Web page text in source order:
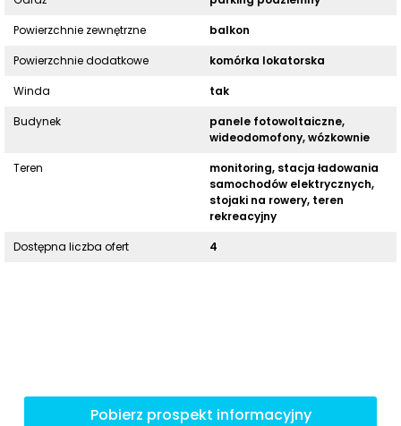
Powierzchnie zewnętrzne
balkon
Powierzchnie dodatkowe
komórka lokatorska
Winda
tak
Budynek
panele fotowoltaiczne,
wideodomofony, wózkownie
Teren
monitoring, stacja ładowania
samochodów elektrycznych,
stojaki na rowery, teren
rekreacyjny
Dostępna liczba ofert
4
Pobierz prospekt informacyjny